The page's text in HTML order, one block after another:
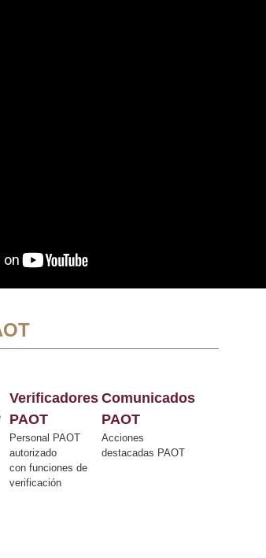
Verificadores
PAOT
Personal PAOT
autorizado
con funciones de
verificación
Comunicados
PAOT
Acciones
destacadas PAOT